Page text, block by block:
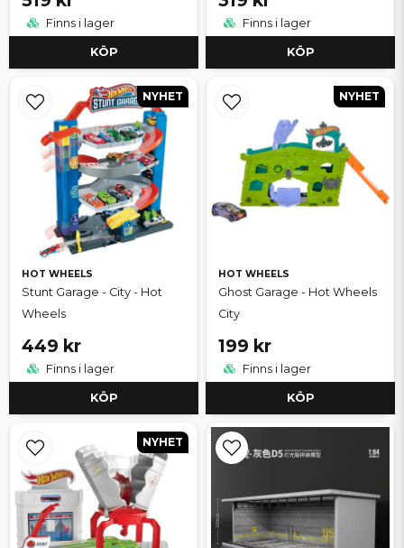
Finns i lager
KÖP
Finns i lager
KÖP
HOT WHEELS
Stunt Garage - City - Hot
Wheels
449 kr
Finns i lager
KÖP
NYHET
HOT WHEELS
Ghost Garage - Hot Wheels
City
199 kr
Finns i lager
KÖP
NYHET
NYHET